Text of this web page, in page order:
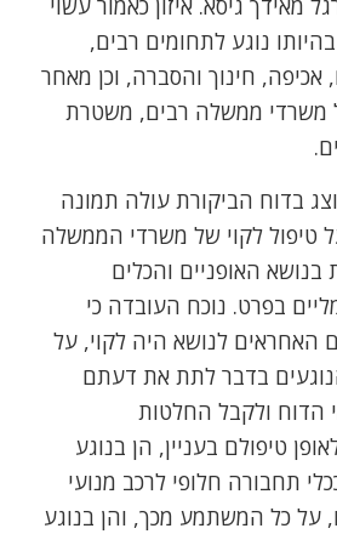
מאידך גיסא. איזון כאמור עשוי
נוגע לתחומים רבים,
אכיפה, חינוך והסברה, וכן מאחר
משרדי ממשלה רבים, משטרת
בדוח הביקורת עולה תמונה
טיפול לקוי של משרדי הממשלה
בנושא האופניים והכלים
בפרט. נוכח העובדה כי
האחראים לנושא היה לקוי, על
בדבר לתת את דעתם
הדוח ולקבל החלטות
טיפולם בעניין, הן בנוגע
תחבורה חלופי לרכב מנועי
על כל המשתמע מכך, והן בנוגע